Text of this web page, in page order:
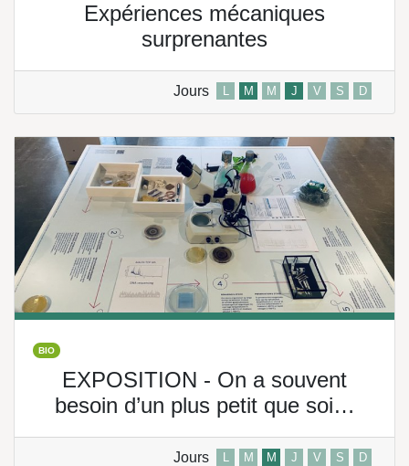
Expériences mécaniques
surprenantes
Jours L M M J V S D
BIO
EXPOSITION - On a souvent
besoin d’un plus petit que soi…
Jours L M M J V S D